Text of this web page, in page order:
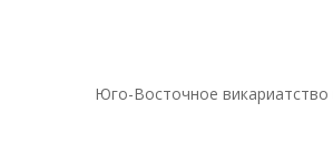
Юго-Восточное викариатство